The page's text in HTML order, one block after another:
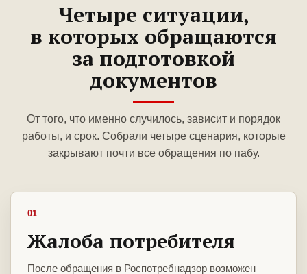
Четыре ситуации,
в которых обращаются
за подготовкой
документов
От того, что именно случилось, зависит и порядок
работы, и срок. Собрали четыре сценария, которые
закрывают почти все обращения по пабу.
01
Жалоба потребителя
После обращения в Роспотребнадзор возможен